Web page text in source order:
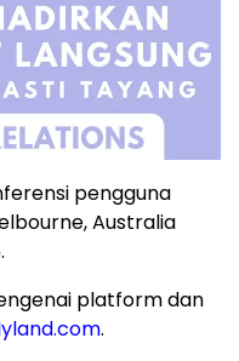
pengguna
Australia
platform dan
.